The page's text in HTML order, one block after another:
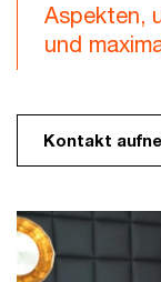
Aspekten,
und
Kontakt